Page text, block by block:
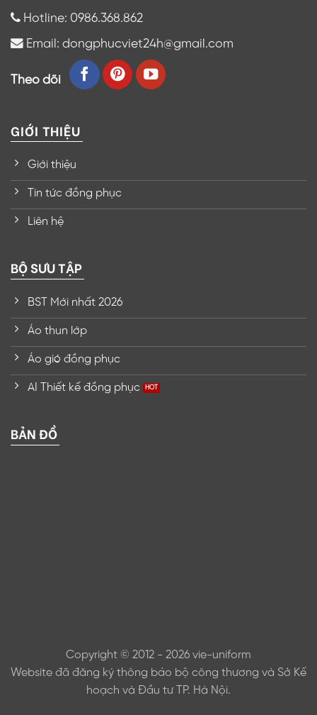
Hotline: 0986.368.862
Email: dongphucviet24h@gmail.com
Theo dõi
GIỚI THIỆU
Giới thiệu
Tin tức đồng phục
Liên hệ
BỘ SƯU TẬP
BST Mới nhất 2026
Áo thun lớp
Áo gió đồng phục
AI Thiết kế đồng phục
BẢN ĐỒ
Copyright © 2012 - 2026 vie-uniform
Website đã đăng ký thông báo bộ công thương và Sở Kế
hoạch và Đầu tư TP. Hà Nội.